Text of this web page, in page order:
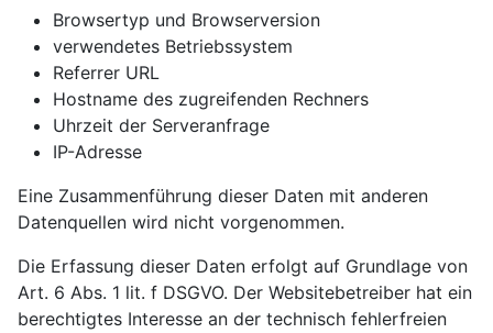
Browsertyp und Browserversion
verwendetes Betriebssystem
Referrer URL
Hostname des zugreifenden Rechners
Uhrzeit der Serveranfrage
IP-Adresse
Eine Zusammenführung dieser Daten mit anderen
Datenquellen wird nicht vorgenommen.
Die Erfassung dieser Daten erfolgt auf Grundlage von
Art. 6 Abs. 1 lit. f DSGVO. Der Websitebetreiber hat ein
berechtigtes Interesse an der technisch fehlerfreien